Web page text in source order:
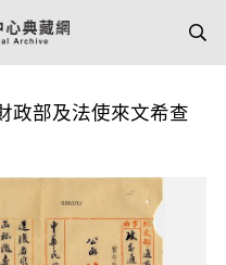
政部及法使來文希查